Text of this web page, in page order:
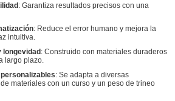
: Garantiza resultados precisos con una
: Reduce el error humano y mejora la
intuitiva.
longevidad: Construido con materiales duraderos
largo plazo.
: Se adapta a diversas
materiales con un curso y un peso de trineo